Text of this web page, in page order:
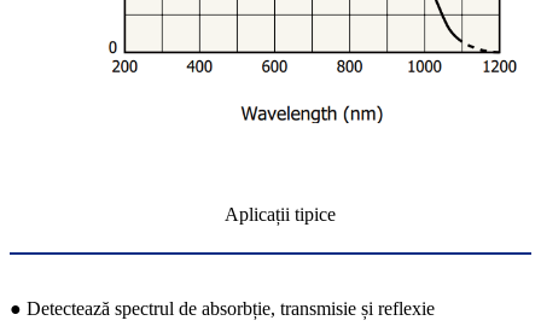
Aplicații tipice
● Detectează spectrul de absorbție, transmisie și reflexie